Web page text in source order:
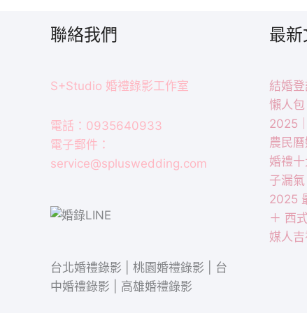
聯絡我們
S+Studio 婚禮錄影工作室
電話：0935640933
電子郵件：
service@spluswedding.com
台北婚禮錄影 | 桃園婚禮錄影 | 台
中婚禮錄影 | 高雄婚禮錄影
最新
結婚
懶人包
2025
農民
婚禮
子漏氣
2025
＋ 西
媒人